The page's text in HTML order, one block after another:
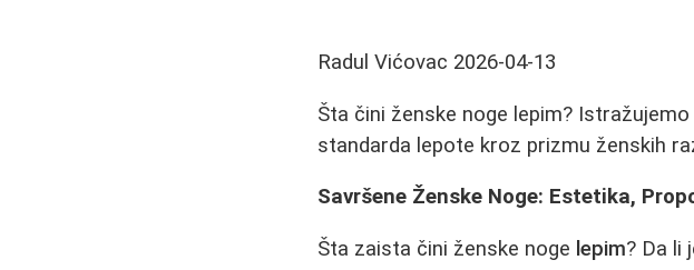
Radul Vićovac 2026-04-13
Šta čini ženske noge lepim?
standarda lepote kroz prizmu ženskih
Savršene Ženske Noge: Estetika,
Šta zaista čini ženske noge lepim? Da li